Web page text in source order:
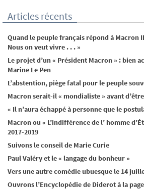
Articles récents
Quand le peuple français répond à Macron
Nous on veut vivre . . . »
Le projet d’un « Président Macron » : bien
Marine Le Pen
L’abstention, piège fatal pour le peuple
Macron serait-il « mondialiste » avant
« Il n’aura échappé à personne que le
Macron ou « L’indifférence de l’ homme
2017-2019
Suivons le conseil de Marie Curie
Paul Valéry et le « langage du bonheur »
Vers une autre comédie ubuesque le 14
Ouvrons l’Encyclopédie de Diderot à la